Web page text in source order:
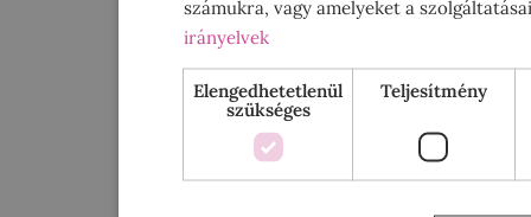
számukra, vagy amelyeket a
irányelvek
Elengedhetetlenül
szükséges
Teljesítmény